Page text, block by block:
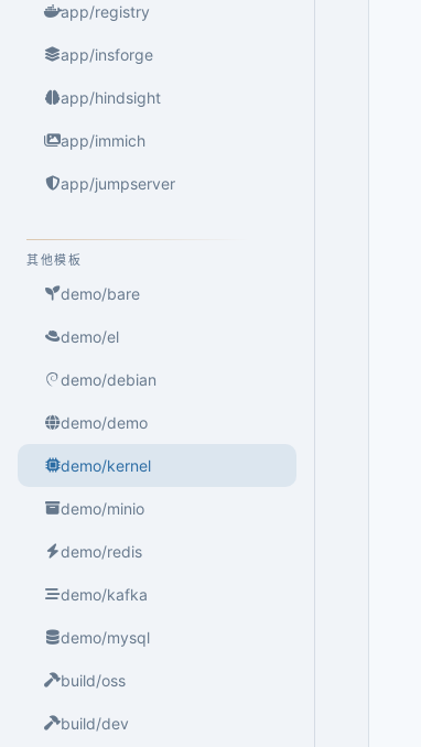
app/registry
app/insforge
app/hindsight
app/immich
app/jumpserver
其他模板
demo/bare
demo/el
demo/debian
demo/demo
demo/kernel
demo/minio
demo/redis
demo/kafka
demo/mysql
build/oss
build/dev